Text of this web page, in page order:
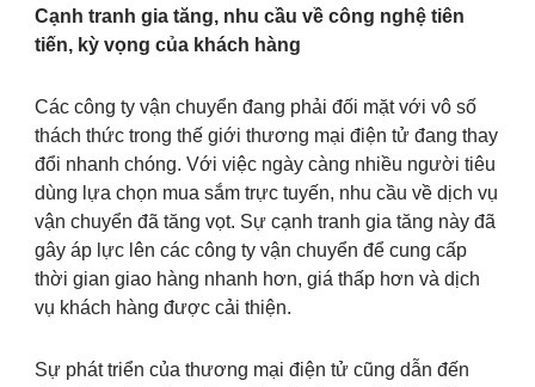
Cạnh tranh gia tăng, nhu cầu về công nghệ tiên
tiến, kỳ vọng của khách hàng
Các công ty vận chuyển đang phải đối mặt với vô số
thách thức trong thế giới thương mại điện tử đang thay
đổi nhanh chóng. Với việc ngày càng nhiều người tiêu
dùng lựa chọn mua sắm trực tuyến, nhu cầu về dịch vụ
vận chuyển đã tăng vọt. Sự cạnh tranh gia tăng này đã
gây áp lực lên các công ty vận chuyển để cung cấp
thời gian giao hàng nhanh hơn, giá thấp hơn và dịch
vụ khách hàng được cải thiện.
Sự phát triển của thương mại điện tử cũng dẫn đến